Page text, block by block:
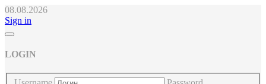
08.08.2026
Sign in
LOGIN